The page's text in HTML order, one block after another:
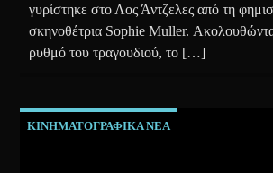
γυρίστηκε στο Λος Άντζελες από τη
σκηνοθέτρια Sophie Muller.
ρυθμό του τραγουδιού, το […]
ΚΙΝΗΜΑΤΟΓΡΑΦΙΚΑ ΝΕΑ